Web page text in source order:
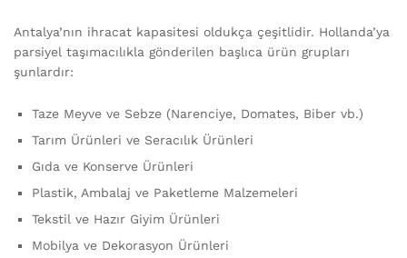
Antalya’nın ihracat kapasitesi oldukça çeşitlidir. Hollanda’ya
parsiyel taşımacılıkla gönderilen başlıca ürün grupları
şunlardır:
Taze Meyve ve Sebze (Narenciye, Domates, Biber vb.)
Tarım Ürünleri ve Seracılık Ürünleri
Gıda ve Konserve Ürünleri
Plastik, Ambalaj ve Paketleme Malzemeleri
Tekstil ve Hazır Giyim Ürünleri
Mobilya ve Dekorasyon Ürünleri